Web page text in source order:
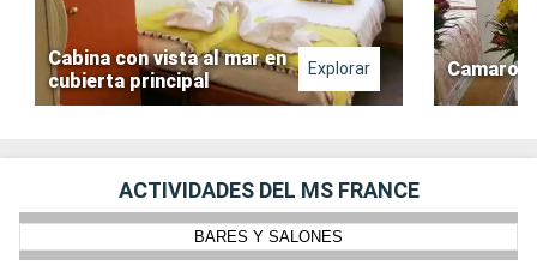
Cabina con vista al mar en
cubierta principal
Explorar
ACTIVIDADES DEL MS FRANCE
BARES Y SALONES